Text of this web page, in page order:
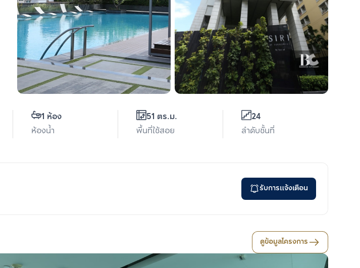
1 ห้อง
ห้องน้ำ
51 ตร.ม.
พื้นที่ใช้สอย
24
ลำดับชั้นที่
รับการแจ้งเตือน
ดูข้อมูลโครงการ